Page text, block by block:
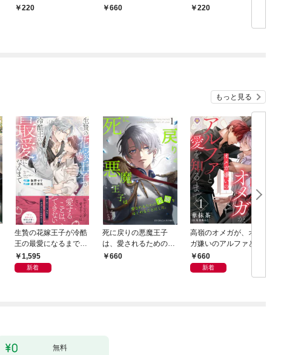
220 660
街220
もっと見る
生贄の花嫁王子が冷酷
王の最愛になるまで
【イラスト付き】【単
行本書き下ろしSS付
1,595
新着
死に戻りの悪魔王子
は、愛されるための実
験をはじめることにし
660
高嶺のオメガが、オメ
ガ嫌いのアルファと愛
を知るまで1
660
新着
無料